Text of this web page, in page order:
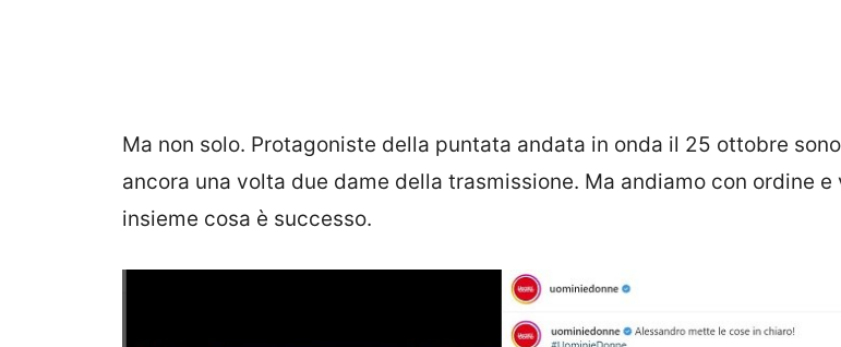
Ma non solo. Protagoniste della puntata andata in onda il 25 ottobre
ancora una volta due dame della trasmissione. Ma andiamo con ordine e
insieme cosa è successo.